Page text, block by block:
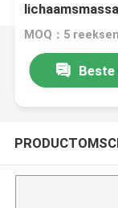
MOQ：5 reeksen